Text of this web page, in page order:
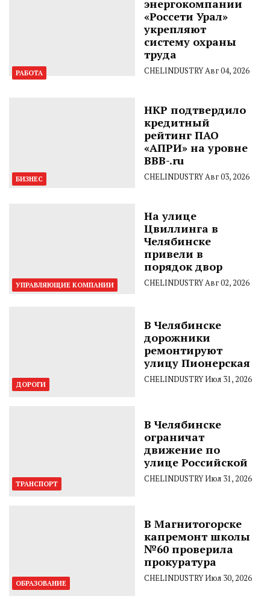
РАБОТА
энергокомпании
«Россети Урал»
укрепляют
систему охраны
труда
CHELINDUSTRYАвг 04, 2026
БИЗНЕС
НКР подтвердило
кредитный
рейтинг ПАО
«АПРИ» на уровне
BBB-.ru
CHELINDUSTRYАвг 03, 2026
УПРАВЛЯЮЩИЕ КОМПАНИИ
На улице
Цвиллинга в
Челябинске
привели в
порядок двор
CHELINDUSTRYАвг 02, 2026
ДОРОГИ
В Челябинске
дорожники
ремонтируют
улицу Пионерская
CHELINDUSTRYИюл 31, 2026
ТРАНСПОРТ
В Челябинске
ограничат
движение по
улице Российской
CHELINDUSTRYИюл 31, 2026
ОБРАЗОВАНИЕ
В Магнитогорске
капремонт школы
№60 проверила
прокуратура
CHELINDUSTRYИюл 30, 2026